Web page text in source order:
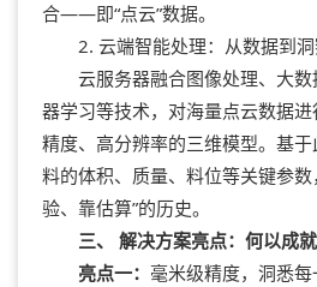
合——即“点云”数据。
2. 云端智能处理：从数据到洞
云服务器融合图像处理、大数
器学习等技术，对海量点云数据
精度、高分辨率的三维模型。基
料的体积、质量、料位等关键参
验、靠估算”的历史。
三、 解决方案亮点：何以成就
亮点一： 毫米级精度，洞悉